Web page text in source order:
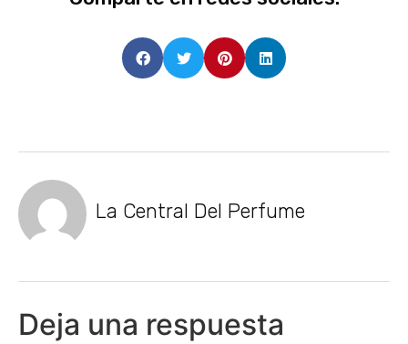
La Central Del Perfume
Deja una respuesta